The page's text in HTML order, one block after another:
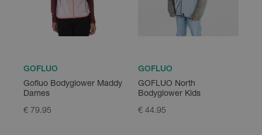
GOFLUO
Gofluo Bodyglower Maddy
Dames
€ 79.95
GOFLUO
GOFLUO North
Bodyglower Kids
€ 44.95